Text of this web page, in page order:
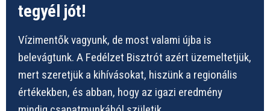
tegyél jót!
Vízimentők vagyunk, de most valami újba is
belevágtunk. A Fedélzet Bisztrót azért üzemeltetjük,
mert szeretjük a kihívásokat, hiszünk a regionális
értékekben, és abban, hogy az igazi eredmény